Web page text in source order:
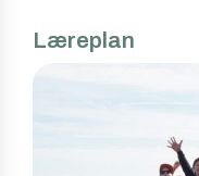
Læreplan